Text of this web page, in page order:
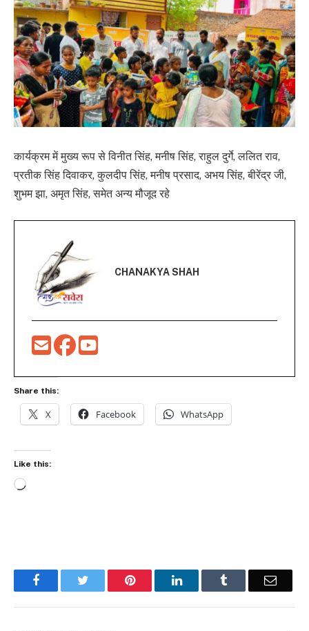
कार्यक्रम में मुख्य रूप से विनीत सिंह, मनीष सिंह, राहुल दुर्गे, ललित राव,
प्रतीक सिंह दिवाकर, कुलदीप सिंह, मनीष प्रसाद, अभय सिंह, बीरेंद्र जी,
शुभम झा, अमृत सिंह, समेत अन्य मौजूद रहे
CHANAKYA SHAH
Share this:
X Facebook WhatsApp
Like this:
Loading…
FacebookTwitter Pinterest LinkedInTumblr Email